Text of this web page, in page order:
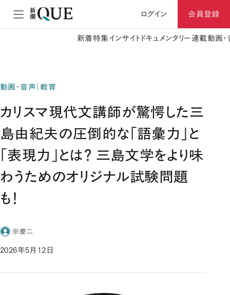
ログイン 会員登録
新着特集 インサイト ドキュメンタリー 連載動画
動画・音声｜教育
カリスマ現代文講師が驚愕した三
島由紀夫の圧倒的な「語彙力」と
「表現力」とは？ 三島文学をより味
わうためのオリジナル試験問題
も！
宗慶二
2026年5月12日